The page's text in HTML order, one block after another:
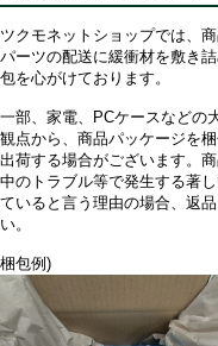
ツクモネットショップでは、
パーツの配送に緩衝材を敷き
包を心がけております。
一部、家電、PCケースなどの
観点から、商品パッケージを
出荷する場合がございます。
中のトラブル等で発生する著
ていると言う理由の場合、返
い。
梱包例)